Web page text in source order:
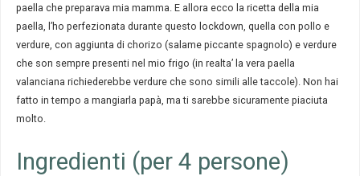
paella che preparava mia mamma. E allora ecco la ricetta della mia
paella, l’ho perfezionata durante questo lockdown, quella con pollo e
verdure, con aggiunta di chorizo (salame piccante spagnolo) e verdure
che son sempre presenti nel mio frigo (in realta’ la vera paella
valanciana richiederebbe verdure che sono simili alle taccole). Non hai
fatto in tempo a mangiarla papà, ma ti sarebbe sicuramente piaciuta
molto.
Ingredienti (per 4 persone)